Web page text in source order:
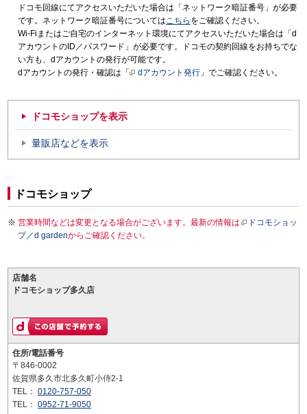
ドコモ回線にてアクセスいただいた場合は「ネットワーク暗証番号」が必要
です。ネットワーク暗証番号についてはこちら をご確認ください。
Wi-Fiまたはご自宅のインターネット環境にてアクセスいただいた場合は「d
アカウントのID／パスワード」が必要です。ドコモの契約回線をお持ちでな
い方も、dアカウントの発行が可能です。
dアカウントの発行・確認は「
dアカウント発行 」でご確認ください。
ドコモショップを表示
量販店などを表示
ドコモショップ
営業時間などは変更となる場合がございます。最新の情報は
ドコモショッ
プ／d gardenからご確認ください。
店舗名
ドコモショップ多久店
住所/電話番号
〒846-0002
佐賀県多久市北多久町小侍2-1
TEL： 0120-757-050
TEL： 0952-71-9050